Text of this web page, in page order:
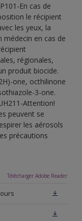
En cas de
le récipient
les yeux, la
médecin en cas de
régionales,
produit biocide.
one, octhilinone
3-one.
Attention!
peuvent se
les aérosols
précautions
Télécharger Adobe Reader